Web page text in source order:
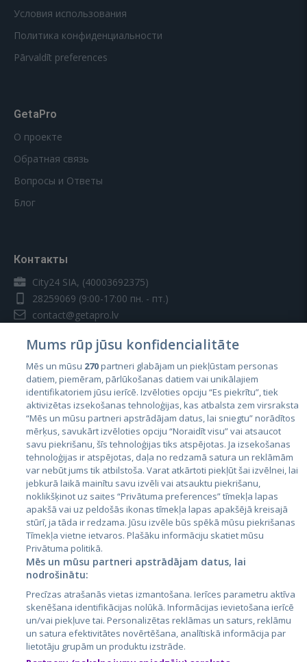
Условия использования
Политика конфиденциальности
Pārvaldīt preferences
GetaPro
О проекте
Обратная связь
Вопросы и Ответы
Блог
Контакты
City24 SIA, (40003692375)
28259069 (9:00-17:00 пн. - пт.)
contact@getapro.lv
Страны
Эстония
Латвия
Литва
City24.lv
City24.ee
GetaPro.lv
GetaPro.ee
Skelbiu.lt
CVbankas.lt
Kainos.lt
Paslaugos.lt
auto24.ee
Mums rūp jūsu konfidencialitāte
Mēs un mūsu 270partneri glabājam un piekļūstam personas
datiem, piemēram, pārlūkošanas datiem vai unikālajiem
identifikatoriem jūsu ierīcē. Izvēloties opciju “Es piekrītu”, tiek
aktivizētas izsekošanas tehnoloģijas, kas atbalsta zem virsraksta
“Mēs un mūsu partneri apstrādājam datus, lai sniegtu” norādītos
mērķus, savukārt izvēloties opciju “Noraidīt visu” vai atsaucot
savu piekrišanu, šīs tehnoloģijas tiks atspējotas. Ja izsekošanas
tehnoloģijas ir atspējotas, daļa no redzamā satura un reklāmām
var nebūt jums tik atbilstoša. Varat atkārtoti piekļūt šai izvēlnei, lai
jebkurā laikā mainītu savu izvēli vai atsauktu piekrišanu,
noklikšķinot uz saites “Privātuma preferences” tīmekļa lapas
apakšā vai uz peldošās ikonas tīmekļa lapas apakšējā kreisajā
stūrī, ja tāda ir redzama. Jūsu izvēle būs spēkā mūsu piekrišanas
Tīmekļa vietne ietvaros. Plašāku informāciju skatiet mūsu
Privātuma politikā.
Mēs un mūsu partneri apstrādājam datus, lai
nodrošinātu:
Precīzas atrašanās vietas izmantošana. Ierīces parametru aktīva
skenēšana identifikācijas nolūkā. Informācijas ievietošana ierīcē
un/vai piekļuve tai. Personalizētas reklāmas un saturs, reklāmu
un satura efektivitātes novērtēšana, analītiskā informācija par
lietotāju grupām un produktu izstrāde.